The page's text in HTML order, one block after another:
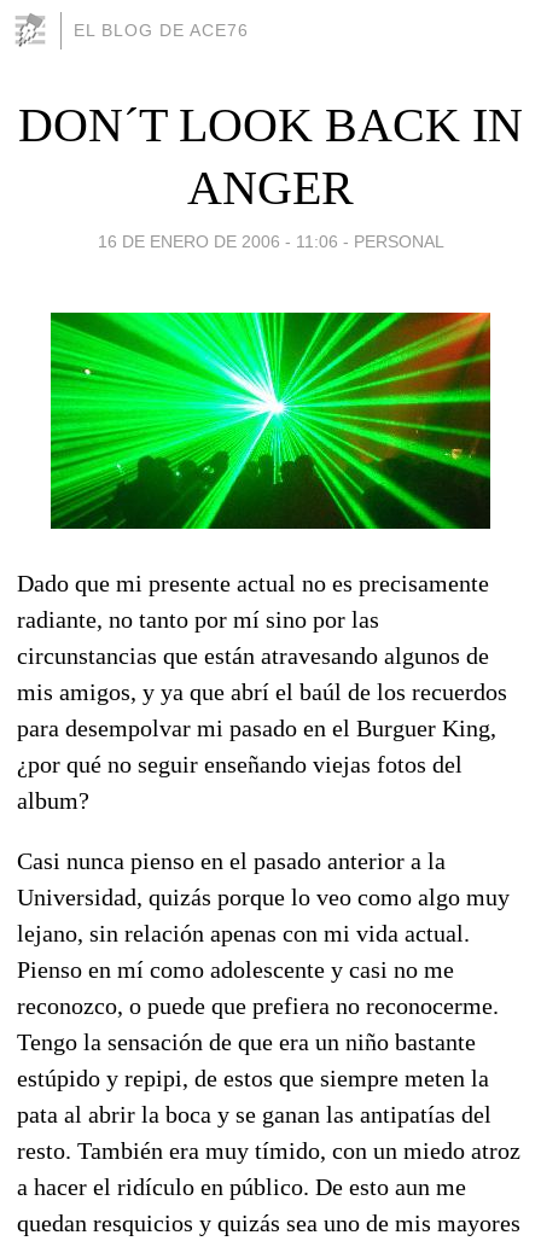
EL BLOG DE ACE76
DON´T LOOK BACK IN
ANGER
16 DE ENERO DE 2006 - 11:06 - PERSONAL
Dado que mi presente actual no es precisamente
radiante, no tanto por mí sino por las
circunstancias que están atravesando algunos de
mis amigos, y ya que abrí el baúl de los recuerdos
para desempolvar mi pasado en el Burguer King,
¿por qué no seguir enseñando viejas fotos del
album?
Casi nunca pienso en el pasado anterior a la
Universidad, quizás porque lo veo como algo muy
lejano, sin relación apenas con mi vida actual.
Pienso en mí como adolescente y casi no me
reconozco, o puede que prefiera no reconocerme.
Tengo la sensación de que era un niño bastante
estúpido y repipi, de estos que siempre meten la
pata al abrir la boca y se ganan las antipatías del
resto. También era muy tímido, con un miedo atroz
a hacer el ridículo en público. De esto aun me
quedan resquicios y quizás sea uno de mis mayores